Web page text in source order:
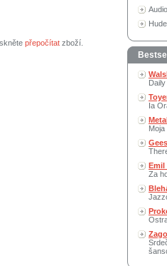
přepočítat zboží.
Ia
Emil
Za